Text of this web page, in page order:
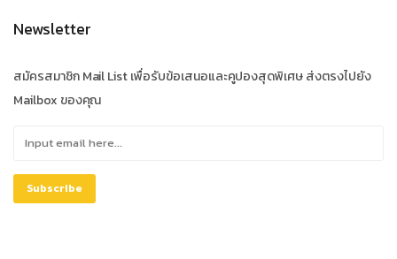
Newsletter
สมัครสมาชิก Mail List เพื่อรับข้อเสนอและคูปองสุดพิเศษ ส่งตรงไปยัง
Mailbox ของคุณ
Subscribe